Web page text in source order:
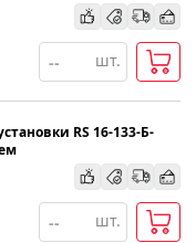
шт.
RS 16-133-Б-
шт.